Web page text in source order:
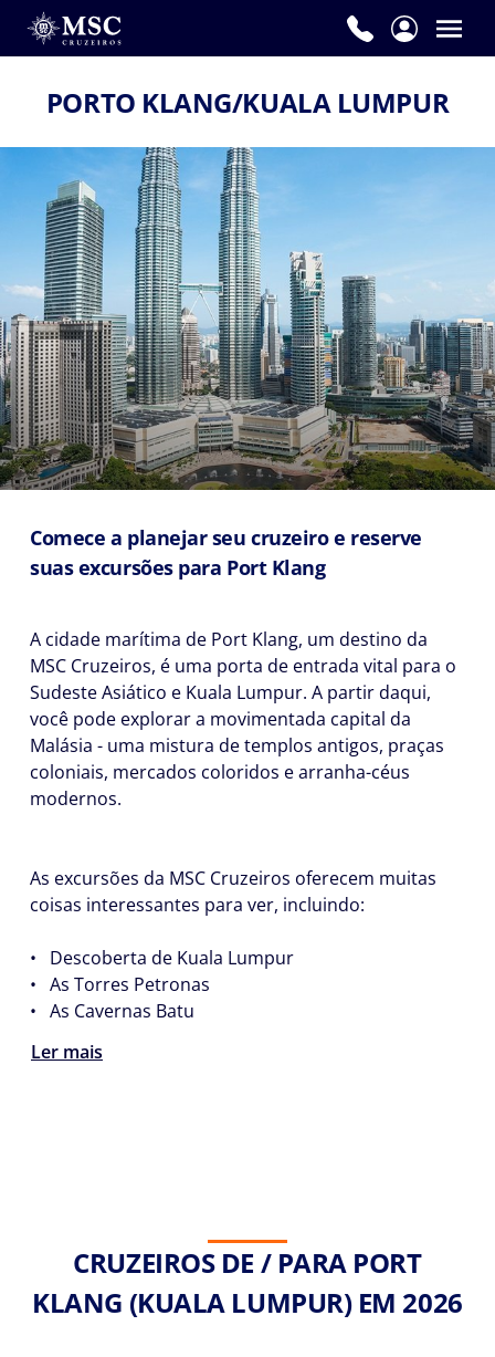
PORTO KLANG/KUALA LUMPUR
Comece a planejar seu cruzeiro e reserve
suas excursões para Port Klang
A cidade marítima de Port Klang, um destino da
MSC Cruzeiros, é uma porta de entrada vital para o
Sudeste Asiático e Kuala Lumpur. A partir daqui,
você pode explorar a movimentada capital da
Malásia - uma mistura de templos antigos, praças
coloniais, mercados coloridos e arranha-céus
modernos.
As excursões da MSC Cruzeiros oferecem muitas
coisas interessantes para ver, incluindo:
• Descoberta de Kuala Lumpur
• As Torres Petronas
• As Cavernas Batu
Ler mais
CRUZEIROS DE / PARA PORT
KLANG (KUALA LUMPUR) EM 2026